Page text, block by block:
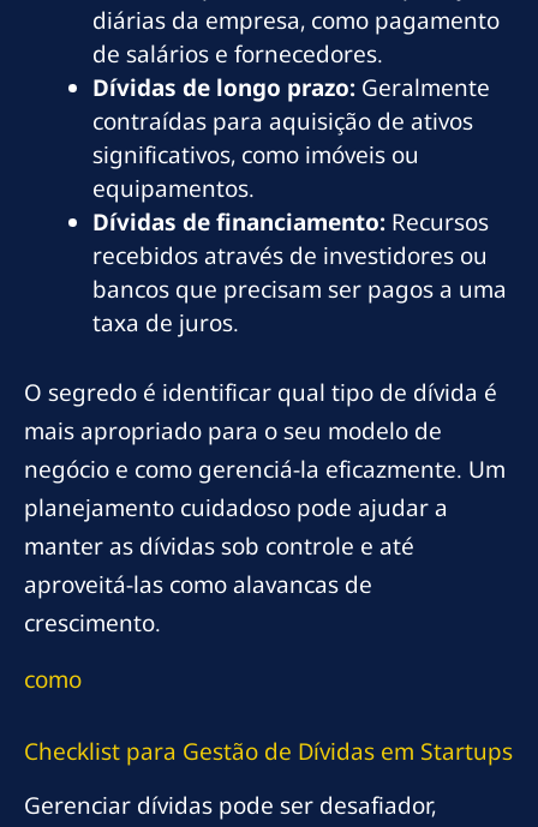
diárias da empresa, como pagamento
de salários e fornecedores.
Dívidas de longo prazo: Geralmente
contraídas para aquisição de ativos
significativos, como imóveis ou
equipamentos.
Dívidas de financiamento: Recursos
recebidos através de investidores ou
bancos que precisam ser pagos a uma
taxa de juros.
O segredo é identificar qual tipo de dívida é
mais apropriado para o seu modelo de
negócio e como gerenciá-la eficazmente. Um
planejamento cuidadoso pode ajudar a
manter as dívidas sob controle e até
aproveitá-las como alavancas de
crescimento.
como
Checklist para Gestão de Dívidas em Startups
Gerenciar dívidas pode ser desafiador,